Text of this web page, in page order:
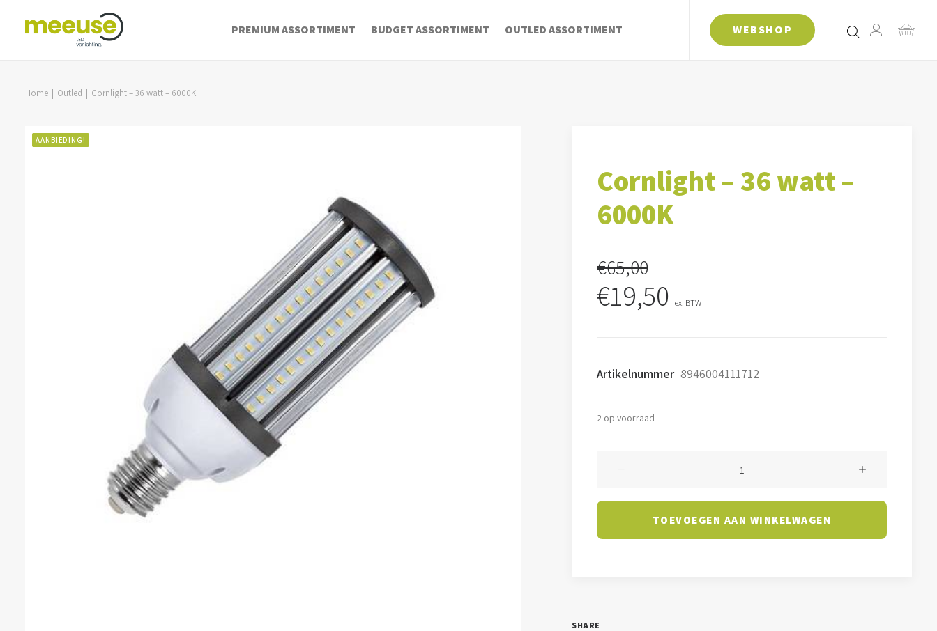
PREMIUM ASSORTIMENT BUDGET ASSORTIMENT OUTLED ASSORTIMENT WEBSHOP
Home Outled Cornlight – 36 watt – 6000K
AANBIEDING!
Cornlight – 36 watt –
6000K
€65,00
Oorspronkelijke
was:
€19,50Huidige
is:
ex. BTW
Artikelnummer 8946004111712
2 op voorraad
36
TOEVOEGEN AAN WINKELWAGEN
SHARE